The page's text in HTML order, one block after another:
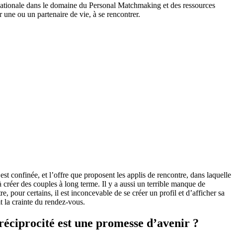
dans le domaine du Personal Matchmaking et des ressources
ou un partenaire de vie, à se rencontrer.
confinée, et l’offre que proposent les applis de rencontre, dans laquelle
des couples à long terme. Il y a aussi un terrible manque de
pour certains, il est inconcevable de se créer un profil et d’afficher sa
la crainte du rendez-vous.
est une promesse d’avenir ?